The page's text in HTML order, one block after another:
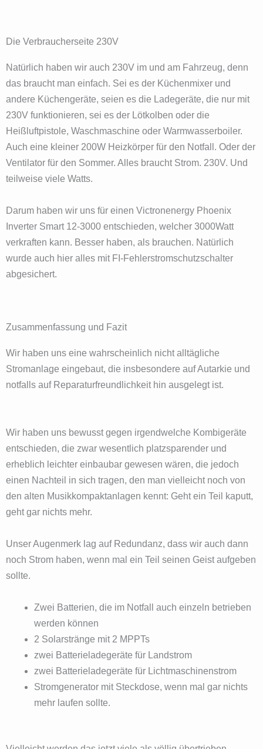
Die Verbraucherseite 230V
Natürlich haben wir auch 230V im und am Fahrzeug, denn
das braucht man einfach. Sei es der Küchenmixer und
andere Küchengeräte, seien es die Ladegeräte, die nur mit
230V funktionieren, sei es der Lötkolben oder die
Heißluftpistole, Waschmaschine oder Warmwasserboiler.
Auch eine kleiner 200W Heizkörper für den Notfall. Oder der
Ventilator für den Sommer. Alles braucht Strom. 230V. Und
teilweise viele Watts.
Darum haben wir uns für einen Victronenergy Phoenix
Inverter Smart 12-3000 entschieden, welcher 3000Watt
verkraften kann. Besser haben, als brauchen. Natürlich
wurde auch hier alles mit FI-Fehlerstromschutzschalter
abgesichert.
Zusammenfassung und Fazit
Wir haben uns eine wahrscheinlich nicht alltägliche
Stromanlage eingebaut, die insbesondere auf Autarkie und
notfalls auf Reparaturfreundlichkeit hin ausgelegt ist.
Wir haben uns bewusst gegen irgendwelche Kombigeräte
entschieden, die zwar wesentlich platzsparender und
erheblich leichter einbaubar gewesen wären, die jedoch
einen Nachteil in sich tragen, den man vielleicht noch von
den alten Musikkompaktanlagen kennt: Geht ein Teil kaputt,
geht gar nichts mehr.
Unser Augenmerk lag auf Redundanz, dass wir auch dann
noch Strom haben, wenn mal ein Teil seinen Geist aufgeben
sollte.
Zwei Batterien, die im Notfall auch einzeln betrieben
werden können
2 Solarstränge mit 2 MPPTs
zwei Batterieladegeräte für Landstrom
zwei Batterieladegeräte für Lichtmaschinenstrom
Stromgenerator mit Steckdose, wenn mal gar nichts
mehr laufen sollte.